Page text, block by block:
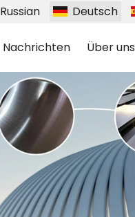
Russian Deutsch
Nachrichten Über uns